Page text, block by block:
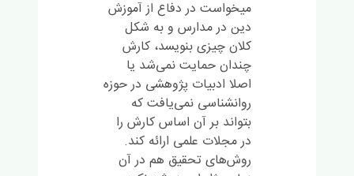
میخواست در دفاع از آموزش
دین در مدارس و به شکل
کلان چیزی بنویسد، کارش
چندان حمایت نمی‌شد یا
اصلا ادبیات پژوهشی در حوزه
روانشناسی نمی‌یافت که
بتواند بر آن اساس کارش را
در مجلات علمی ارائه کند.
روش‌های تحقیق هم در آن